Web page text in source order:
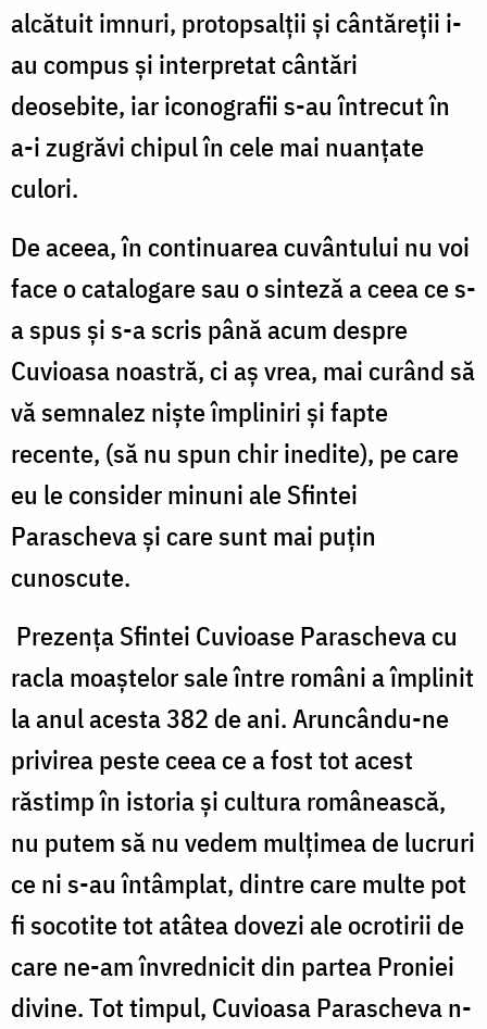
alcătuit imnuri, protopsalții și cântăreții i-
au compus și interpretat cântări
deosebite, iar iconografii s-au întrecut în
a-i zugrăvi chipul în cele mai nuanțate
culori.
De aceea, în continuarea cuvântului nu voi
face o catalogare sau o sinteză a ceea ce s-
a spus și s-a scris până acum despre
Cuvioasa noastră, ci aș vrea, mai curând să
vă semnalez niște împliniri și fapte
recente, (să nu spun chir inedite), pe care
eu le consider minuni ale Sfintei
Parascheva și care sunt mai puțin
cunoscute.
Prezenţa Sfintei Cuvioase Parascheva cu
racla moaştelor sale între români a împlinit
la anul acesta 382 de ani. Aruncându-ne
privirea peste ceea ce a fost tot acest
răstimp în istoria şi cultura românească,
nu putem să nu vedem mulţimea de lucruri
ce ni s-au întâmplat, dintre care multe pot
fi socotite tot atâtea dovezi ale ocrotirii de
care ne-am învrednicit din partea Proniei
divine. Tot timpul, Cuvioasa Parascheva n-